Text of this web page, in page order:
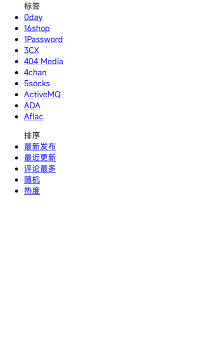
标签
0day
16shop
1Password
3CX
404 Media
4chan
5socks
ActiveMQ
ADA
Aflac
排序
最新发布
最近更新
评论最多
随机
热度